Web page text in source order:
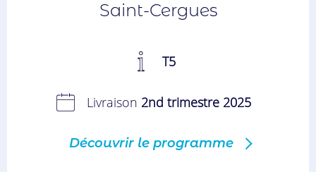
Saint-Cergues
T5
Livraison 2nd trimestre 2025
Découvrir le programme